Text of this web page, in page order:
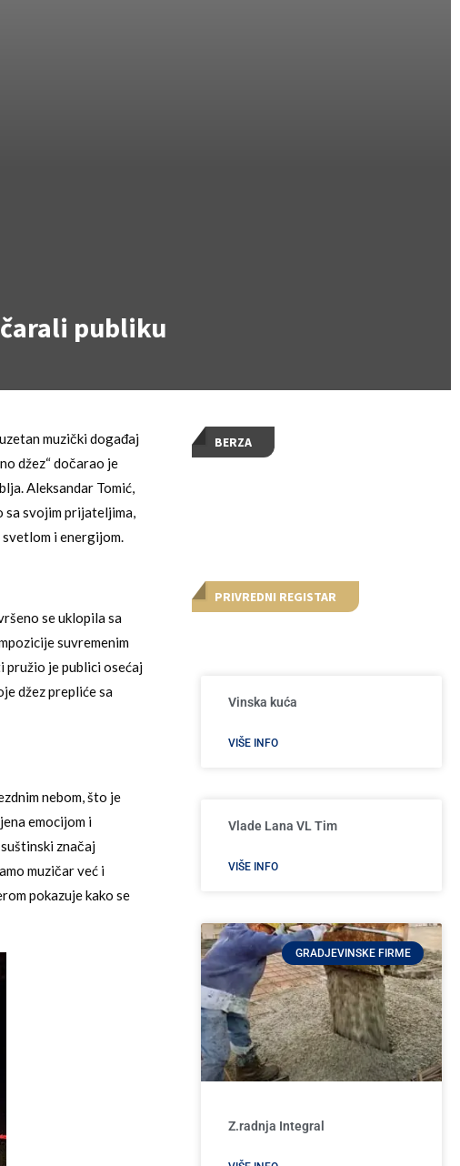
publiku
muzički događaj
džez“ dočarao je
Aleksandar Tomić,
svojim prijateljima,
i energijom.
se uklopila sa
suvremenim
pružio je publici osećaj
džez prepliće sa
nebom, što je
emocijom i
značaj
muzičar već i
pokazuje kako se
BERZA
PRIVREDNI REGISTAR
Vinska kuća
VIŠE INFO
Vlade Lana VL Tim
VIŠE INFO
GRADJEVINSKE FIRME
Z.radnja Integral